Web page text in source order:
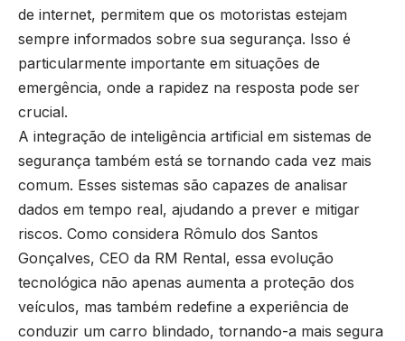
de internet, permitem que os motoristas estejam
sempre informados sobre sua segurança. Isso é
particularmente importante em situações de
emergência, onde a rapidez na resposta pode ser
crucial.
A integração de inteligência artificial em sistemas de
segurança também está se tornando cada vez mais
comum. Esses sistemas são capazes de analisar
dados em tempo real, ajudando a prever e mitigar
riscos. Como considera Rômulo dos Santos
Gonçalves, CEO da RM Rental, essa evolução
tecnológica não apenas aumenta a proteção dos
veículos, mas também redefine a experiência de
conduzir um carro blindado, tornando-a mais segura